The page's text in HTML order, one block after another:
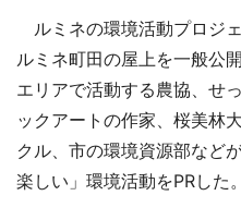
ルミネの環境活動プロジ
ルミネ町田の屋上を一般公
エリアで活動する農協、せ
ックアートの作家、桜美林
クル、市の環境資源部など
楽しい」環境活動をPRした。